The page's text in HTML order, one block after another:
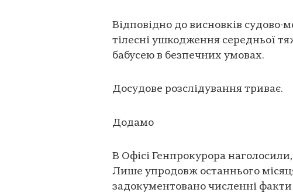
Відповідно до висновків
тілесні ушкодження середньої
бабусею в безпечних умовах.
Досудове розслідування триває.
Додамо
В Офісі Генпрокурора
Лише упродовж останнього
задокументовано численні